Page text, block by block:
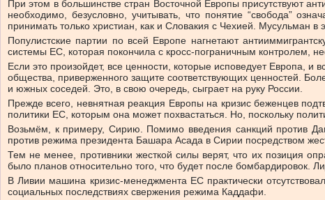
При этом в большинстве стран Восточной Европы присутствуют
необходимо, безусловно, учитывать, что понятие “свобода”
принимать только христиан, как и Словакия с Чехией. Мусульман в
Популистские партии по всей Европе нагнетают
системы ЕС, которая покончила с кросс-пограничным контролем,
Если это произойдет, все ценности, которые исповедует Европа,
общества, приверженного защите соответствующих ценностей.
и южных соседей. Это, в свою очередь, сыграет на руку России.
Прежде всего, невнятная реакция Европы на кризис беженцев
политики ЕС, которым она может похвастаться. Но, поскольку
Возьмём, к примеру, Сирию. Помимо введения санкций против
против режима президента Башара Асада в Сирии посредством
Тем не менее, противники жесткой силы верят, что их позиция
было планов относительно того, что будет после бомбардировок.
В Ливии машина кризис-менеджмента ЕС практически
социальных последствиях свержения режима Каддафи.